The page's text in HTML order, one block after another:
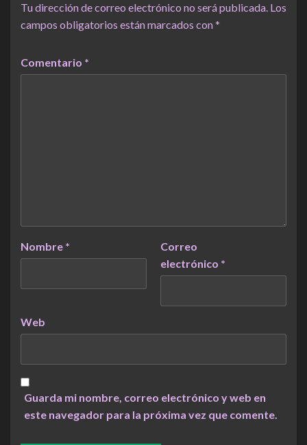
Tu dirección de correo electrónico no será publicada. Los
campos obligatorios están marcados con*
Comentario *
Nombre *
Correo
electrónico *
Web
Guarda mi nombre, correo electrónico y web en
este navegador para la próxima vez que comente.